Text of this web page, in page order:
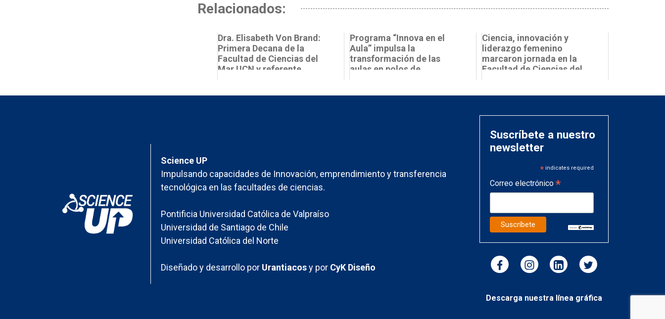
Relacionados:
Dra. Elisabeth Von Brand:
Primera Decana de la
Facultad de Ciencias del
Mar UCN y referente
Programa “Innova en el
Aula” impulsa la
transformación de las
aulas en polos de
Ciencia, innovación y
liderazgo femenino
marcaron jornada en la
Facultad de Ciencias del
Science UP
Impulsando capacidades de Innovación, emprendimiento y transferencia
tecnológica en las facultades de ciencias.
Pontificia Universidad Católica de Valpraíso
Universidad de Santiago de Chile
Universidad Católica del Norte
Diseñado y desarrollo por Urantiacosy por CyK Diseño
Suscríbete a nuestro
newsletter
* indicates required
Correo electrónico *
Descarga nuestra línea gráfica